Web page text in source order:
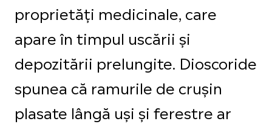
proprietăți medicinale, care
apare în timpul uscării și
depozitării prelungite. Dioscoride
spunea că ramurile de crușin
plasate lângă uși și ferestre ar